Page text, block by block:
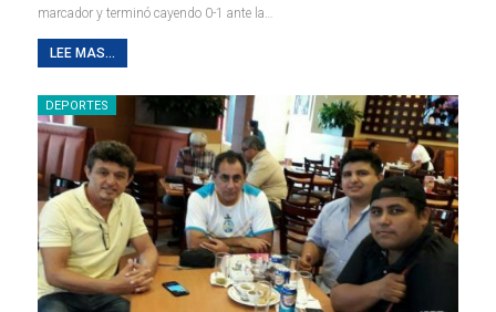
marcador y terminó cayendo 0-1 ante la…
LEE MAS...
DEPORTES